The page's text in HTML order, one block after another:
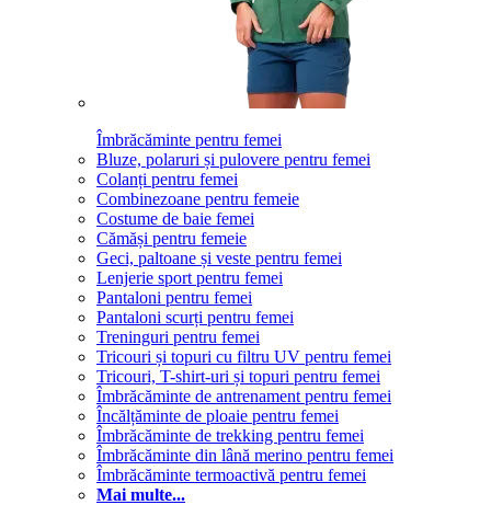
Îmbrăcăminte pentru femei
Bluze, polaruri și pulovere pentru femei
Colanți pentru femei
Combinezoane pentru femeie
Costume de baie femei
Cămăși pentru femeie
Geci, paltoane și veste pentru femei
Lenjerie sport pentru femei
Pantaloni pentru femei
Pantaloni scurți pentru femei
Treninguri pentru femei
Tricouri și topuri cu filtru UV pentru femei
Tricouri, T-shirt-uri și topuri pentru femei
Îmbrăcăminte de antrenament pentru femei
Încălțăminte de ploaie pentru femei
Îmbrăcăminte de trekking pentru femei
Îmbrăcăminte din lână merino pentru femei
Îmbrăcăminte termoactivă pentru femei
Mai multe...